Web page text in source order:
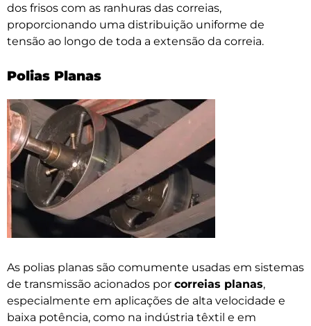
dos frisos com as ranhuras das correias,
proporcionando uma distribuição uniforme de
tensão ao longo de toda a extensão da correia.
Polias Planas
As polias planas são comumente usadas em sistemas
de transmissão acionados por correias planas,
especialmente em aplicações de alta velocidade e
baixa potência, como na indústria têxtil e em